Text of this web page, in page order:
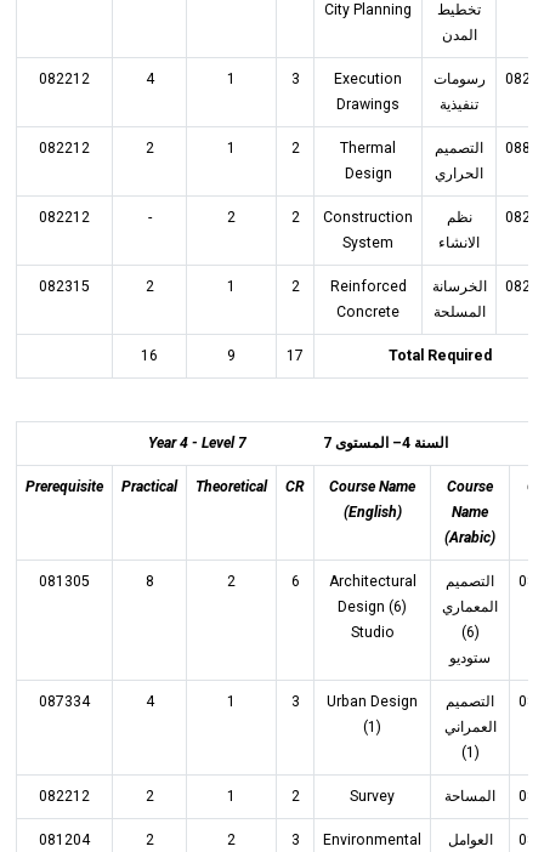
تخطيط
المدن
City Planning
رسومات
تنفيذية
Execution
Drawings
3
1
4
082212
التصميم
الحراري
Thermal
Design
2
1
2
082212
نظم
الانشاء
Construction
System
2
2
-
082212
الخرسانة
المسلحة
Reinforced
Concrete
2
1
2
082315
Total Required
17
9
16
السنة 4– المستوى 7
Year 4 - Level 7
Course
Name
(Arabic)
Course Name
(English)
CR
Theoretical
Practical
Prerequisite
التصميم
المعماري
(6)
ستوديو
Architectural
Design (6)
Studio
6
2
8
081305
التصميم
العمراني
(1)
Urban Design
(1)
3
1
4
087334
المساحة Survey
2
1
2
082212
العوامل
Environmental
3
2
2
081204